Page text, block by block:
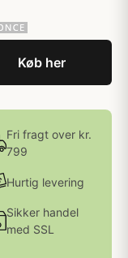
Køb her
Fri fragt over kr.
799
Hurtig levering
Sikker handel
med SSL